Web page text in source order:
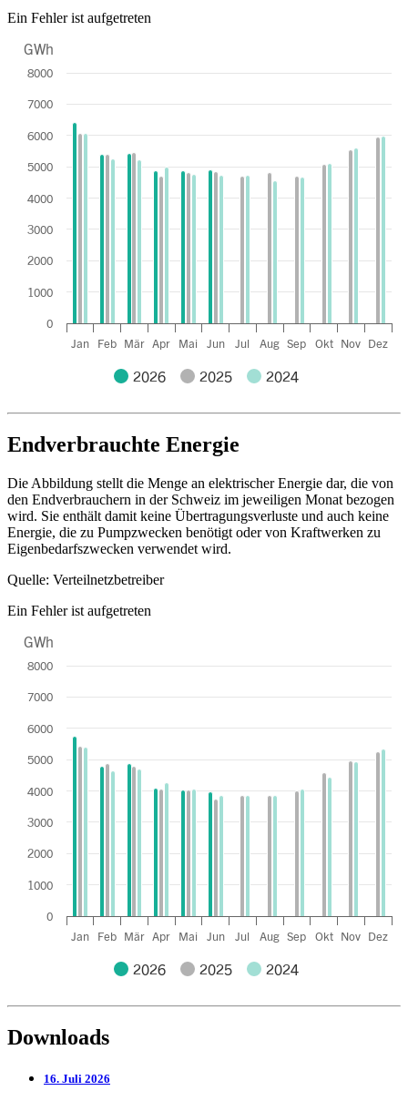
Ein Fehler ist aufgetreten
Bar chart with 3 data series.
The chart has 1 Y axis displaying GWh. Data ranges from 4545 to
GWh
2026 2025 2024
Jan Feb Mär Apr Mai Jun Jul Aug Sep Okt Nov Dez
0
1000
2000
3000
4000
5000
6000
7000
8000
End of interactive chart.
Endverbrauchte Energie
Die Abbildung stellt die Menge an elektrischer Energie dar, die von
den Endverbrauchern in der Schweiz im jeweiligen Monat bezogen
wird. Sie enthält damit keine Übertragungsverluste und auch keine
Energie, die zu Pumpzwecken benötigt oder von Kraftwerken zu
Eigenbedarfszwecken verwendet wird.
Quelle: Verteilnetzbetreiber
Ein Fehler ist aufgetreten
Bar chart with 3 data series.
The chart has 1 Y axis displaying GWh. Data ranges from 3724 to
GWh
2026 2025 2024
Jan Feb Mär Apr Mai Jun Jul Aug Sep Okt Nov Dez
0
1000
2000
3000
4000
5000
6000
7000
8000
End of interactive chart.
Downloads
16. Juli 2026